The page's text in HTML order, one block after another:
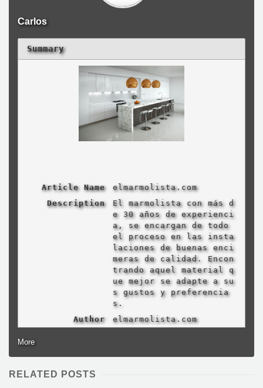
Carlos
Summary
Article Name
elmarmolista.com
Description
El marmolista con más d
e 30 años de experienci
a, se encargan de todo
el proceso en las insta
laciones de buenas enci
meras de calidad. Encon
trando aquel material q
ue mejor se adapte a su
s gustos y preferencia
s.
Author
elmarmolista.com
More
RELATED POSTS